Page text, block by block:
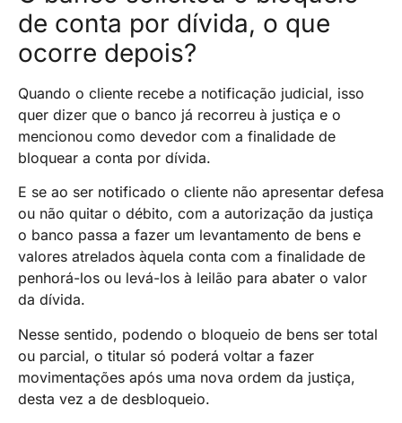
de conta por dívida, o que
ocorre depois?
Quando o cliente recebe a notificação judicial, isso
quer dizer que o banco já recorreu à justiça e o
mencionou como devedor com a finalidade de
bloquear a conta por dívida.
E se ao ser notificado o cliente não apresentar defesa
ou não quitar o débito, com a autorização da justiça
o banco passa a fazer um levantamento de bens e
valores atrelados àquela conta com a finalidade de
penhorá-los ou levá-los à leilão para abater o valor
da dívida.
Nesse sentido, podendo o bloqueio de bens ser total
ou parcial, o titular só poderá voltar a fazer
movimentações após uma nova ordem da justiça,
desta vez a de desbloqueio.